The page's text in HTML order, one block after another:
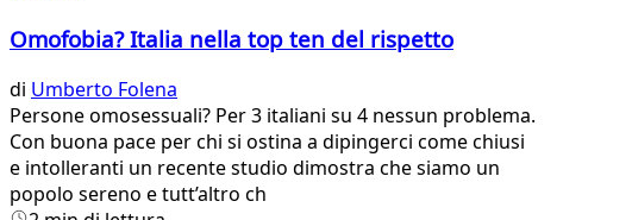
Omofobia? Italia nella top ten del rispetto
di Umberto Folena
Persone omosessuali? Per 3 italiani su 4 nessun problema.
Con buona pace per chi si ostina a dipingerci come chiusi
e intolleranti un recente studio dimostra che siamo un
popolo sereno e tutt’altro ch